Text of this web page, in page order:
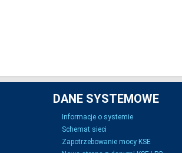
DANE SYSTEMOWE
Informacje o systemie
Schemat sieci
Zapotrzebowanie mocy KSE